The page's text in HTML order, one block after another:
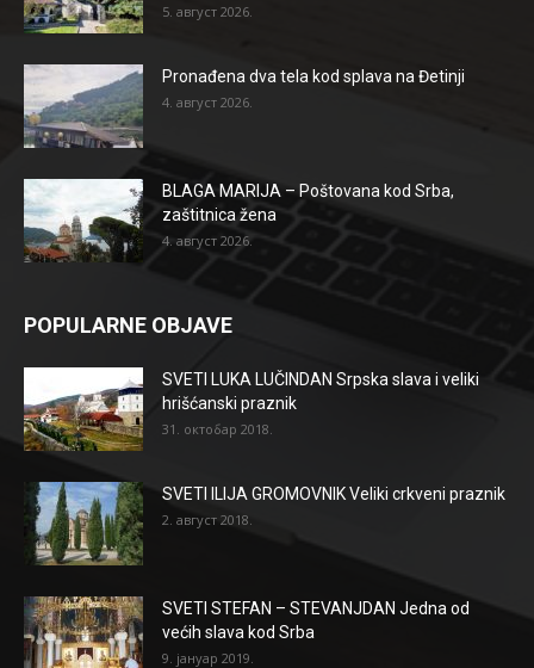
5. август 2026.
Pronađena dva tela kod splava na Đetinji
4. август 2026.
BLAGA MARIJA – Poštovana kod Srba,
zaštitnica žena
4. август 2026.
POPULARNE OBJAVE
SVETI LUKA LUČINDAN Srpska slava i veliki
hrišćanski praznik
31. октобар 2018.
SVETI ILIJA GROMOVNIK Veliki crkveni praznik
2. август 2018.
SVETI STEFAN – STEVANJDAN Jedna od
većih slava kod Srba
9. јануар 2019.